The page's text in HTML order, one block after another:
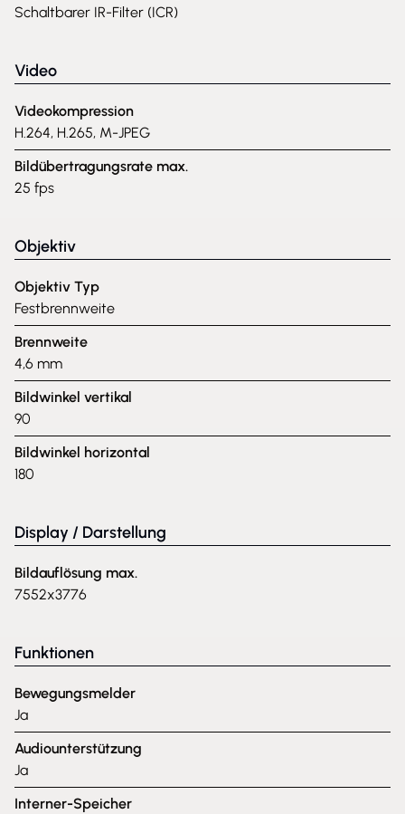
Schaltbarer IR-Filter (ICR)
Video
Videokompression
H.264, H.265, M-JPEG
Bildübertragungsrate max.
25 fps
Objektiv
Objektiv Typ
Festbrennweite
Brennweite
4,6 mm
Bildwinkel vertikal
90
Bildwinkel horizontal
180
Display / Darstellung
Bildauflösung max.
7552x3776
Funktionen
Bewegungsmelder
Ja
Audiounterstützung
Ja
Interner-Speicher